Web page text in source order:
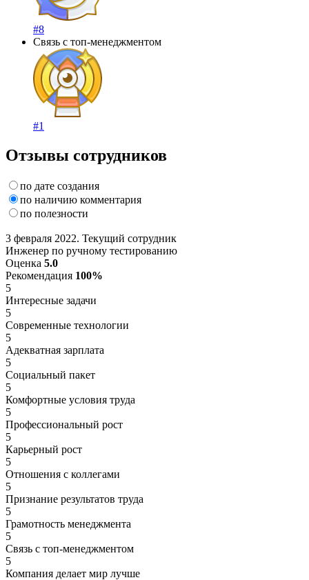
#8
Связь с топ-менеджментом
#1
Отзывы сотрудников
по дате создания
по наличию комментария
по полезности
3 февраля 2022. Текущий сотрудник
Инженер по ручному тестированию
Оценка 5.0
Рекомендация 100%
5
Интересные задачи
5
Современные технологии
5
Адекватная зарплата
5
Социальный пакет
5
Комфортные условия труда
5
Профессиональный рост
5
Карьерный рост
5
Отношения с коллегами
5
Признание результатов труда
5
Грамотность менеджмента
5
Связь с топ-менеджментом
5
Компания делает мир лучше